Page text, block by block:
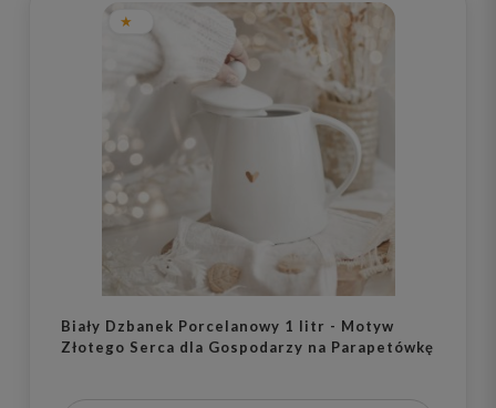
Biały Dzbanek Porcelanowy 1 litr - Motyw
Złotego Serca dla Gospodarzy na Parapetówkę